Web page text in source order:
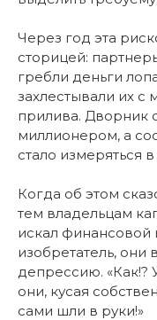
Через год эта
сторицей:
гребли деньги
захлестывали их с
прилива. Дворник
миллионером, а
стало измеряться
Когда об этом
тем владельцам
искал финансовой
изобретатель,
депрессию. «Как!?
они, кусая
сами шли в руки!»